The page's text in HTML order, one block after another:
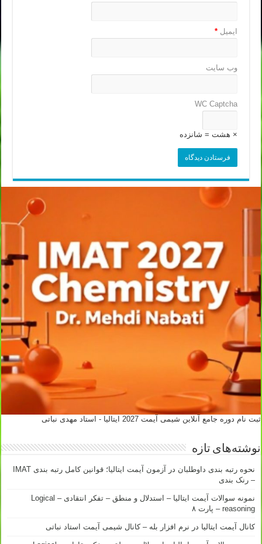
ایمیل*
وب‌ سایت
WC Captcha
× هشت = شانزده
ثبت نام دوره جامع آنلاین شیمی آیمت 2027 ایتالیا - استاد مهدی نباتی
نوشته‌های تازه
نحوه رتبه بندی داوطلبان در آزمون آیمت ایتالیا؛ قوانین کامل رتبه بندی IMAT
– رنک بندی
نمونه سوالات آیمت ایتالیا – استدلال و منطق – تفکر انتقادی – Logical
reasoning – پارت ۸
کانال آیمت ایتالیا در نرم افزار بله – کانال شیمی آیمت استاد نباتی